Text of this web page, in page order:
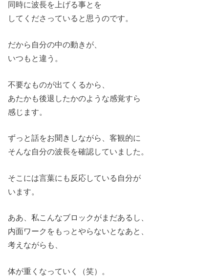
同時に波長を上げる事とを
してくださっていると思うのです。
だから自分の中の動きが、
いつもと違う。
不要なものが出てくるから、
あたかも後退したかのような感覚すら
感じます。
ずっと話をお聞きしながら、客観的に
そんな自分の波長を確認していました。
そこには言葉にも反応している自分が
います。
ああ、私こんなブロックがまだあるし、
内面ワークをもっとやらないとなあと、
考えながらも、
体が重くなっていく（笑）。